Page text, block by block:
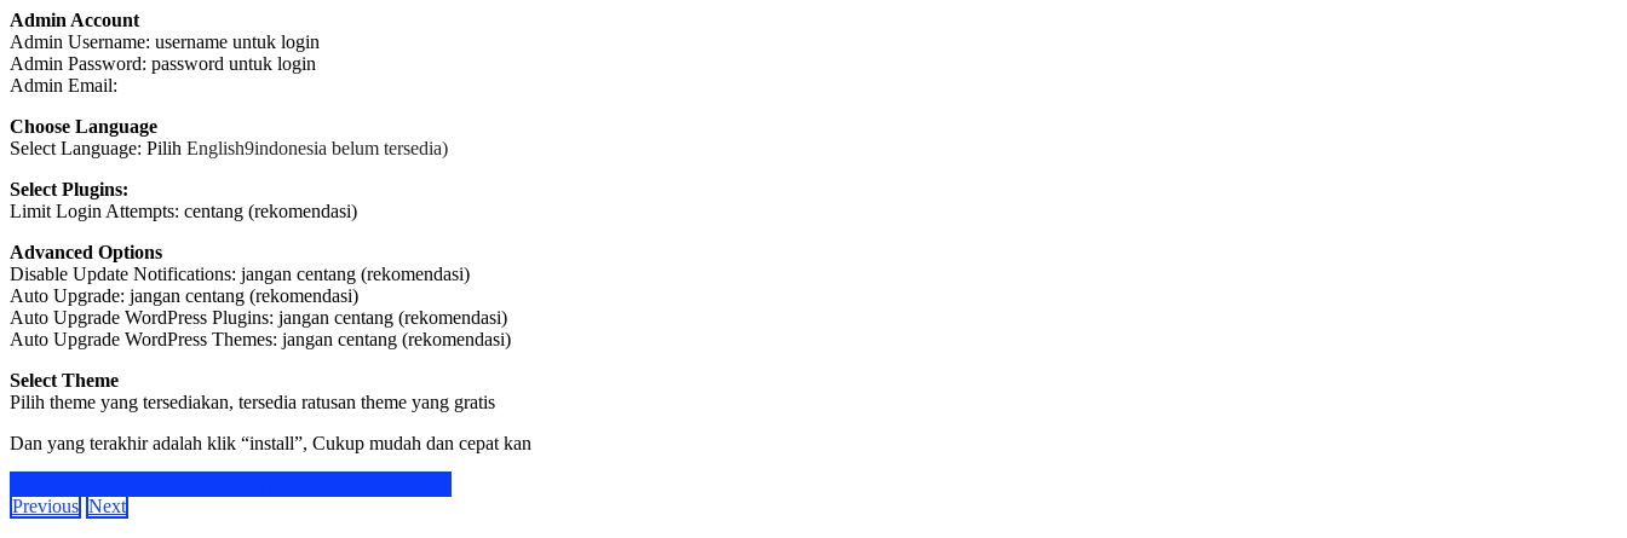
Admin Account
Admin Username: username untuk login
Admin Password: password untuk login
Admin Email:
Choose Language
Select Language: Pilih English9indonesia belum tersedia)
Select Plugins:
Limit Login Attempts: centang (rekomendasi)
Advanced Options
Disable Update Notifications: jangan centang (rekomendasi)
Auto Upgrade: jangan centang (rekomendasi)
Auto Upgrade WordPress Plugins: jangan centang (rekomendasi)
Auto Upgrade WordPress Themes: jangan centang (rekomendasi)
Select Theme
Pilih theme yang tersediakan, tersedia ratusan theme yang gratis
Dan yang terakhir adalah klik “install”, Cukup mudah dan cepat kan
Previous Next